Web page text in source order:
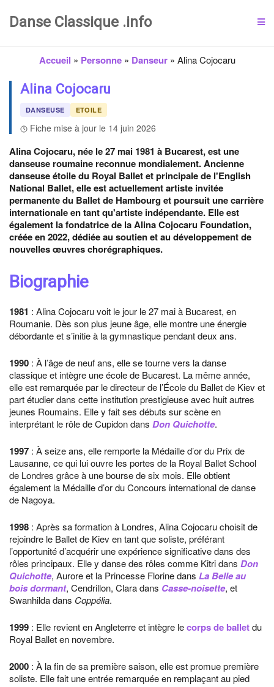
Danse Classique .info
Accueil » Personne» Danseur» Alina Cojocaru
Alina Cojocaru
DANSEUSE ETOILE
Fiche mise à jour le 14 juin 2026
Alina Cojocaru, née le 27 mai 1981 à Bucarest, est une
danseuse roumaine reconnue mondialement. Ancienne
danseuse étoile du Royal Ballet et principale de l'English
National Ballet, elle est actuellement artiste invitée
permanente du Ballet de Hambourg et poursuit une carrière
internationale en tant qu'artiste indépendante. Elle est
également la fondatrice de la Alina Cojocaru Foundation,
créée en 2022, dédiée au soutien et au développement de
nouvelles œuvres chorégraphiques.
Biographie
1981 : Alina Cojocaru voit le jour le 27 mai à Bucarest, en
Roumanie. Dès son plus jeune âge, elle montre une énergie
débordante et s’initie à la gymnastique pendant deux ans.
1990 : À l’âge de neuf ans, elle se tourne vers la danse
classique et intègre une école de Bucarest. La même année,
elle est remarquée par le directeur de l’École du Ballet de Kiev et
part étudier dans cette institution prestigieuse avec huit autres
jeunes Roumains. Elle y fait ses débuts sur scène en
interprétant le rôle de Cupidon dans Don Quichotte.
1997 : À seize ans, elle remporte la Médaille d’or du Prix de
Lausanne, ce qui lui ouvre les portes de la Royal Ballet School
de Londres grâce à une bourse de six mois. Elle obtient
également la Médaille d’or du Concours international de danse
de Nagoya.
1998 : Après sa formation à Londres, Alina Cojocaru choisit de
rejoindre le Ballet de Kiev en tant que soliste, préférant
l’opportunité d’acquérir une expérience significative dans des
rôles principaux. Elle y danse des rôles comme Kitri dans Don
Quichotte, Aurore et la Princesse Florine dans La Belle au
bois dormant, Cendrillon, Clara dans Casse-noisette, et
Swanhilda dans Coppélia.
1999 : Elle revient en Angleterre et intègre lecorps de balletdu
Royal Ballet en novembre.
2000 : À la fin de sa première saison, elle est promue première
soliste. Elle fait une entrée remarquée en remplaçant au pied